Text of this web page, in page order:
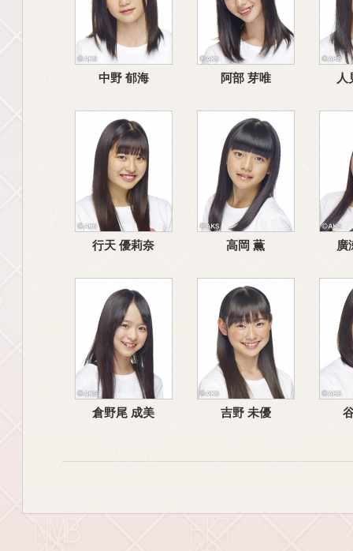
中野 郁海 阿部 芽唯 人
行天 優莉奈 高岡 薫 廣
倉野尾 成美 吉野 未優